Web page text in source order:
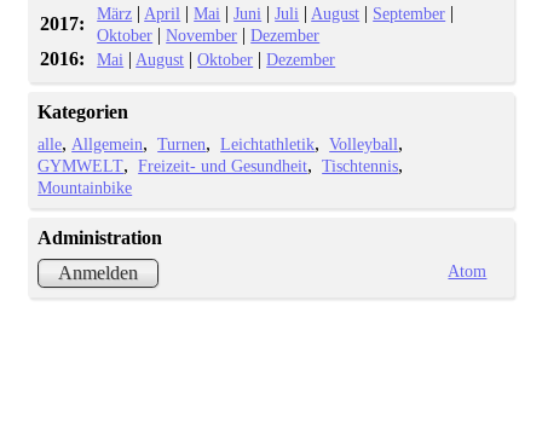
2017: März | April |Mai |Juni |Juli | August | September |
Oktober |November |Dezember
2016: Mai | August |Oktober |Dezember
Kategorien
alle Allgemein Turnen Leichtathletik
Volleyball
GYMWELT
Freizeit- und Gesundheit
Tischtennis
Mountainbike
Administration
Anmelden
Atom